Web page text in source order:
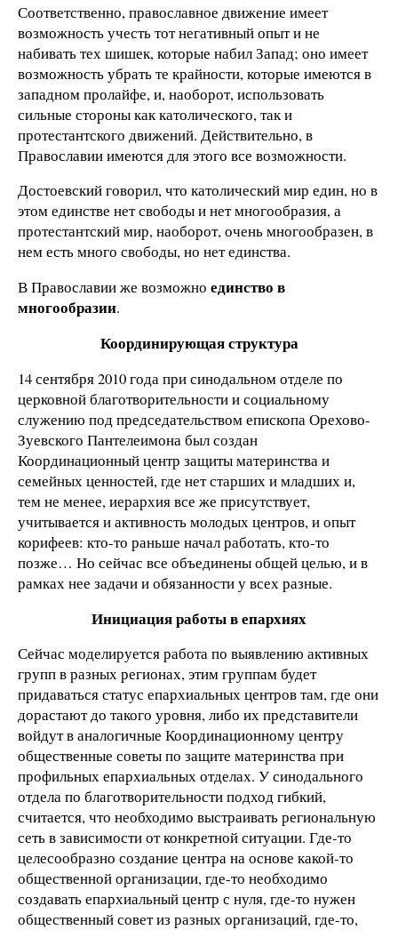
Соответственно, православное движение имеет
возможность учесть тот негативный опыт и не
набивать тех шишек, которые набил Запад; оно имеет
возможность убрать те крайности, которые имеются в
западном пролайфе, и, наоборот, использовать
сильные стороны как католического, так и
протестантского движений. Действительно, в
Православии имеются для этого все возможности.
Достоевский говорил, что католический мир един, но в
этом единстве нет свободы и нет многообразия, а
протестантский мир, наоборот, очень многообразен, в
нем есть много свободы, но нет единства.
В Православии же возможно единство в
многообразии.
Координирующая структура
14 сентября 2010 года при синодальном отделе по
церковной благотворительности и социальному
служению под председательством епископа Орехово-
Зуевского Пантелеимона был создан
Координационный центр защиты материнства и
семейных ценностей, где нет старших и младших и,
тем не менее, иерархия все же присутствует,
учитывается и активность молодых центров, и опыт
корифеев: кто-то раньше начал работать, кто-то
позже… Но сейчас все объединены общей целью, и в
рамках нее задачи и обязанности у всех разные.
Инициация работы в епархиях
Сейчас моделируется работа по выявлению активных
групп в разных регионах, этим группам будет
придаваться статус епархиальных центров там, где они
дорастают до такого уровня, либо их представители
войдут в аналогичные Координационному центру
общественные советы по защите материнства при
профильных епархиальных отделах. У синодального
отдела по благотворительности подход гибкий,
считается, что необходимо выстраивать региональную
сеть в зависимости от конкретной ситуации. Где-то
целесообразно создание центра на основе какой-то
общественной организации, где-то необходимо
создавать епархиальный центр с нуля, где-то нужен
общественный совет из разных организаций, где-то,